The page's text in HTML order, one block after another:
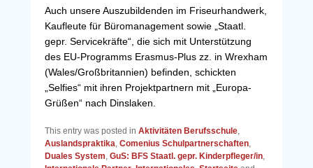
Auch unsere Auszubildenden im Friseurhandwerk,
Kaufleute für Büromanagement sowie „Staatl.
gepr. Servicekräfte“, die sich mit Unterstützung
des EU-Programms Erasmus-Plus zz. in Wrexham
(Wales/Großbritannien) befinden, schickten
„Selfies“ mit ihren Projektpartnern mit „Europa-
Grüßen“ nach Dinslaken.
This entry was posted in Aktivitäten Berufsschule,
Auslandspraktika, Comenius Schulpartnerschaften,
Duales System, GuS: BFS Staatl. gepr. Kinderpfleger/in,